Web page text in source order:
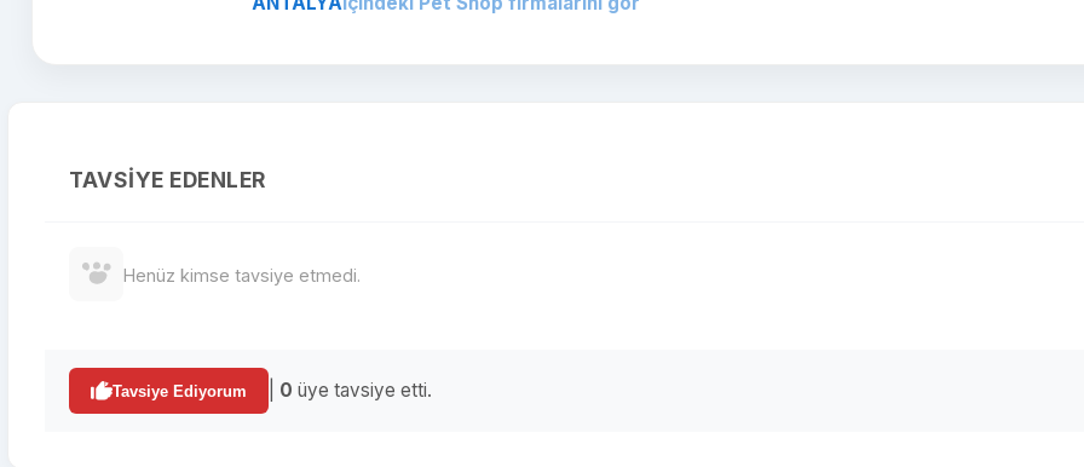
TAVSIYE EDENLER
Henüz kimse tavsiye etmedi.
Tavsiye Ediyorum 0 üye tavsiye etti.